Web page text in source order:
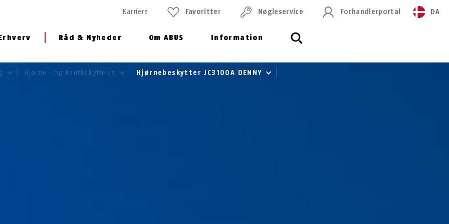
Råd & Nyheder Om ABUS Information
Karriere Favoritter Nøgleservice Forhandlerportal DA
Hjørne - og kantbekyttelse Hjørnebeskytter JC3100A DENNY